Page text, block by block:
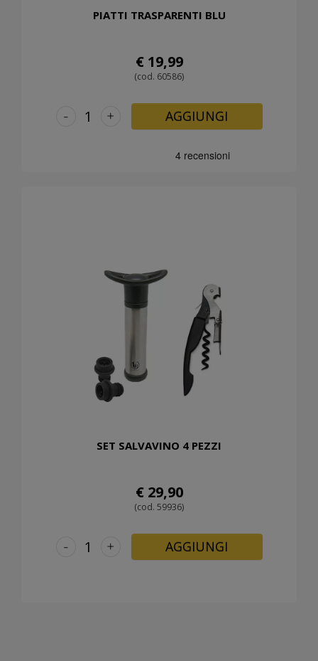
PIATTI TRASPARENTI BLU
€ 19,99
(cod. 60586)
+
- AGGIUNGI
SET SALVAVINO 4 PEZZI
€ 29,90
(cod. 59936)
+
- AGGIUNGI